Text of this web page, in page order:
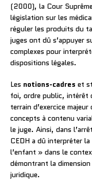
(2000), la Cour
législation sur les
réguler les produits du
juges ont dû s’appuyer
complexes pour
dispositions légales.
Les notions-cadres et
foi, ordre public, intérêt
terrain d’exercice
concepts à contenu
le juge. Ainsi, dans
CEDH a dû interpréter
l’enfant » dans le
démontrant la
juridique.